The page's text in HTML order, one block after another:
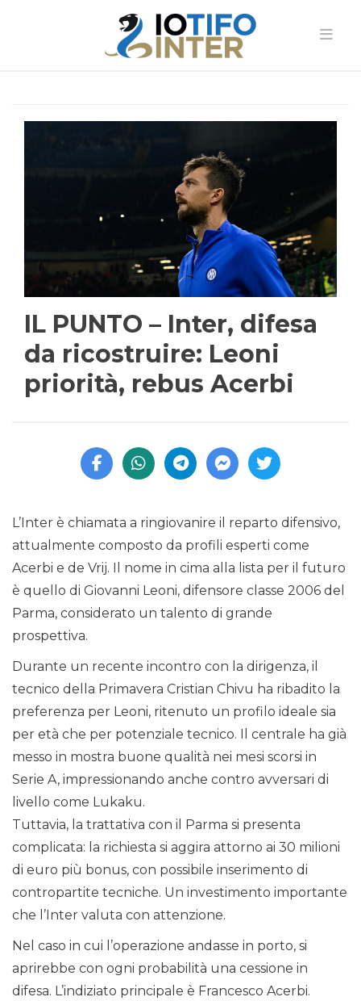
IL PUNTO – Inter, difesa
da ricostruire: Leoni
priorità, rebus Acerbi
L’Inter è chiamata a ringiovanire il reparto difensivo,
attualmente composto da profili esperti come
Acerbi e de Vrij. Il nome in cima alla lista per il futuro
è quello di Giovanni Leoni, difensore classe 2006 del
Parma, considerato un talento di grande
prospettiva.
Durante un recente incontro con la dirigenza, il
tecnico della Primavera Cristian Chivu ha ribadito la
preferenza per Leoni, ritenuto un profilo ideale sia
per età che per potenziale tecnico. Il centrale ha già
messo in mostra buone qualità nei mesi scorsi in
Serie A, impressionando anche contro avversari di
livello come Lukaku.
Tuttavia, la trattativa con il Parma si presenta
complicata: la richiesta si aggira attorno ai 30 milioni
di euro più bonus, con possibile inserimento di
contropartite tecniche. Un investimento importante
che l’Inter valuta con attenzione.
Nel caso in cui l’operazione andasse in porto, si
aprirebbe con ogni probabilità una cessione in
difesa. L’indiziato principale è Francesco Acerbi.